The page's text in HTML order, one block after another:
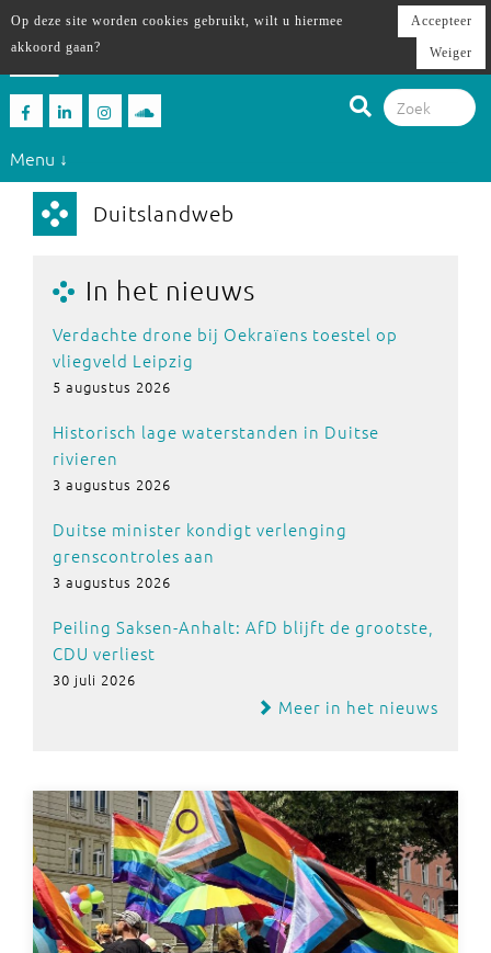
Menu ↓
Duitslandweb
In het nieuws
Verdachte drone bij Oekraïens toestel op
vliegveld Leipzig
5 augustus 2026
Historisch lage waterstanden in Duitse
rivieren
3 augustus 2026
Duitse minister kondigt verlenging
grenscontroles aan
3 augustus 2026
Peiling Saksen-Anhalt: AfD blijft de grootste,
CDU verliest
30 juli 2026
Meer in het nieuws
Op deze site worden cookies gebruikt, wilt u hiermee
akkoord gaan?
Accepteer
Weiger